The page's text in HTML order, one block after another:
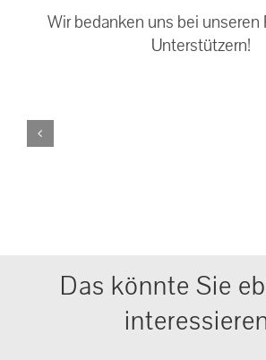
Wir bedanken uns bei unseren
Unterstützern!
Das könnte Sie